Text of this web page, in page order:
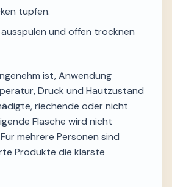
tupfen.
ausspülen und offen trocknen
ist, Anwendung
Druck und Hautzustand
riechende oder nicht
Flasche wird nicht
mehrere Personen sind
Produkte die klarste